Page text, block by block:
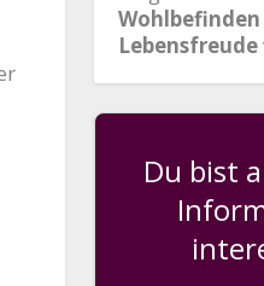
Lebensfreude
Du bist